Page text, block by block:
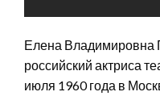
Елена Владимировна
российский актриса
июля 1960 года в